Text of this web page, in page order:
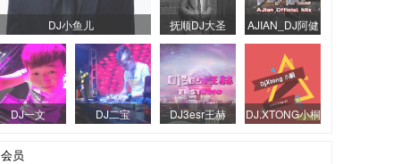
DJ小鱼儿 抚顺DJ大圣 AJIAN_DJ阿健
DJ一文 DJ二宝 DJ3esr王赫 DJ.XTONG小桐
会员